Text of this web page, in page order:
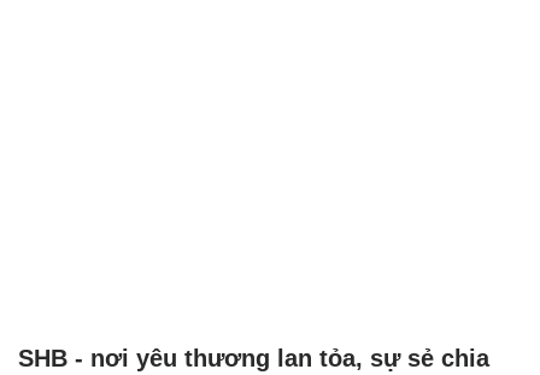
SHB - nơi yêu thương lan tỏa, sự sẻ chia